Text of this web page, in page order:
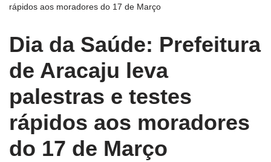
rápidos aos moradores do 17 de Março
Dia da Saúde: Prefeitura
de Aracaju leva
palestras e testes
rápidos aos moradores
do 17 de Março